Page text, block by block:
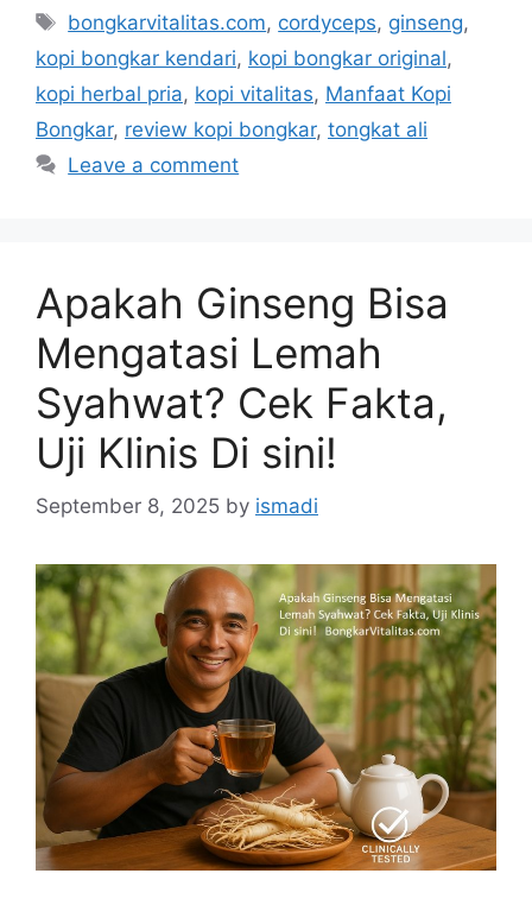
Tags
bongkarvitalitas.com, cordyceps, ginseng,
kopi bongkar kendari, kopi bongkar original,
kopi herbal pria, kopi vitalitas, Manfaat Kopi
Bongkar, review kopi bongkar, tongkat ali
Leave a comment
Apakah Ginseng Bisa
Mengatasi Lemah
Syahwat? Cek Fakta,
Uji Klinis Di sini!
September 8, 2025 by ismadi